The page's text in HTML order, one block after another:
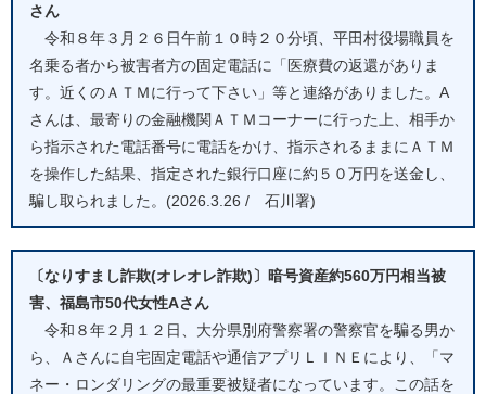
さん
令和８年３月２６日午前１０時２０分頃、平田村役場職員を
名乗る者から被害者方の固定電話に「医療費の返還がありま
す。近くのＡＴＭに行って下さい」等と連絡がありました。A
さんは、最寄りの金融機関ＡＴＭコーナーに行った上、相手か
ら指示された電話番号に電話をかけ、指示されるままにＡＴＭ
を操作した結果、指定された銀行口座に約５０万円を送金し、
騙し取られました。(2026.3.26 / 石川署)
〔なりすまし詐欺(オレオレ詐欺)〕暗号資産約560万円相当被
害、福島市50代女性Aさん
令和８年２月１２日、大分県別府警察署の警察官を騙る男か
ら、Ａさんに自宅固定電話や通信アプリＬＩＮＥにより、「マ
ネー・ロンダリングの最重要被疑者になっています。この話を